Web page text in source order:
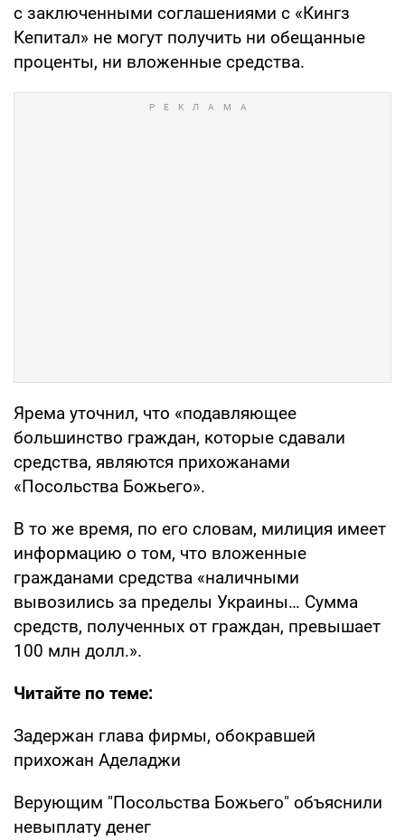
с заключенными соглашениями с «Кингз
Кепитал» не могут получить ни обещанные
проценты, ни вложенные средства.
Ярема уточнил, что «подавляющее
большинство граждан, которые сдавали
средства, являются прихожанами
«Посольства Божьего».
В то же время, по его словам, милиция имеет
информацию о том, что вложенные
гражданами средства «наличными
вывозились за пределы Украины… Сумма
средств, полученных от граждан, превышает
100 млн долл.».
Читайте по теме:
Задержан глава фирмы, обокравшей
прихожан Аделаджи
Верующим "Посольства Божьего" объяснили
невыплату денег